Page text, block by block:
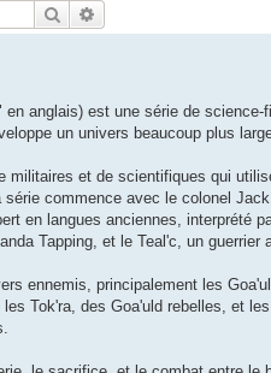
Rechercher
anglais) est une série de
un univers beaucoup plus
militaires et de scientifiques qui
commence avec le colonel
en langues anciennes, interprété
Tapping, et le Teal'c, un
ennemis, principalement les
Tok'ra, des Goa'uld rebelles, et